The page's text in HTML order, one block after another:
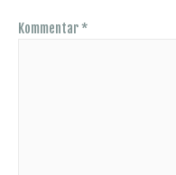
Kommentar*